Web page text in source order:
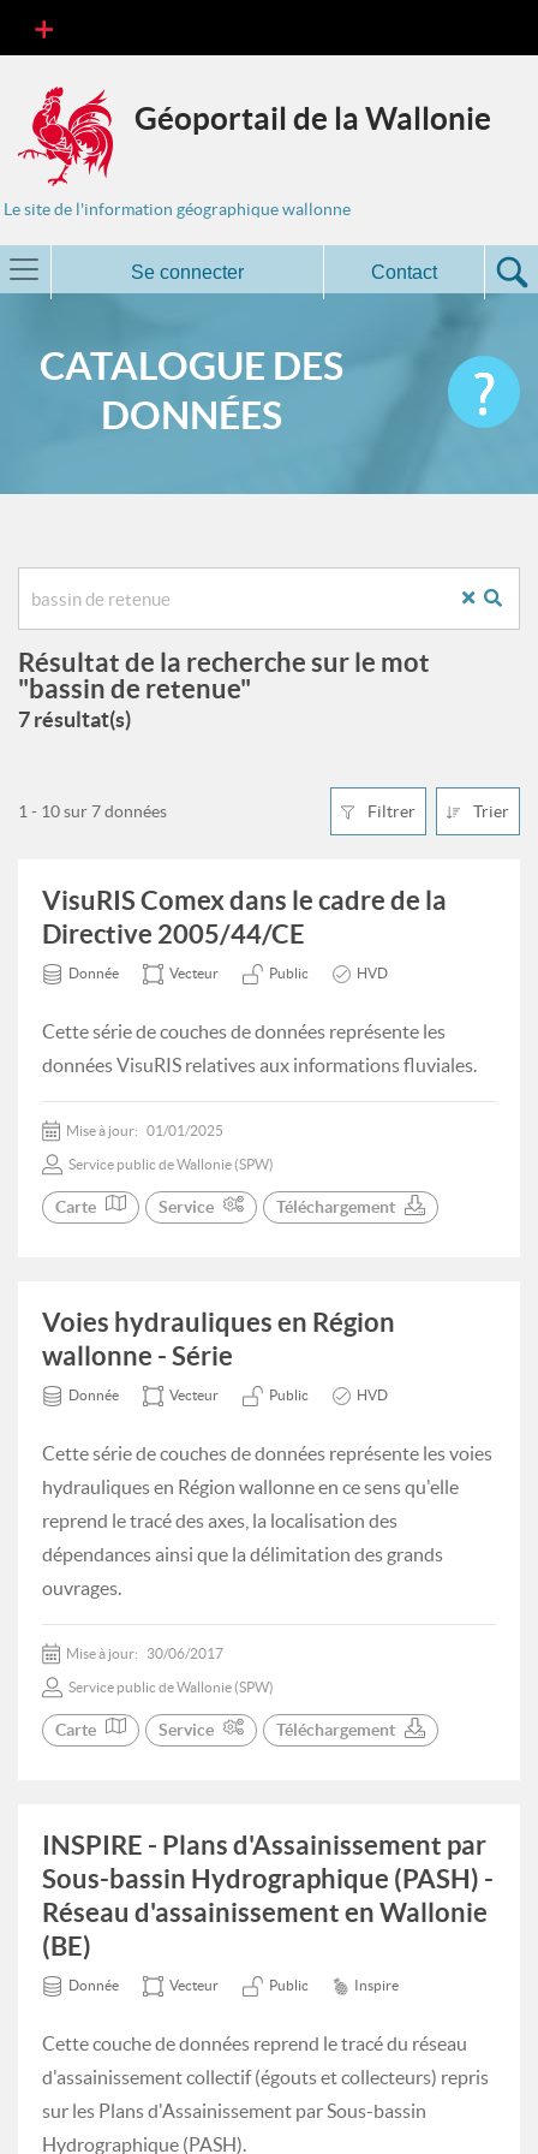
Géoportail de la Wallonie
Le site de l'information géographique wallonne
Se connecter Contact
CATALOGUE DES
DONNÉES
Résultat de la recherche sur le mot
"bassin de retenue"
7 résultat(s)
Filtrer Trier
1 - 10 sur 7 données
VisuRIS Comex dans le cadre de la
Directive 2005/44/CE
Donnée Vecteur Public HVD
Cette série de couches de données représente les
données VisuRIS relatives aux informations fluviales.
Mise à jour: 01/01/2025
Service public de Wallonie (SPW)
Carte Service Téléchargement
Voies hydrauliques en Région
wallonne - Série
Donnée Vecteur Public HVD
Cette série de couches de données représente les voies
hydrauliques en Région wallonne en ce sens qu'elle
reprend le tracé des axes, la localisation des
dépendances ainsi que la délimitation des grands
ouvrages.
Mise à jour: 30/06/2017
Service public de Wallonie (SPW)
Carte Service Téléchargement
INSPIRE - Plans d'Assainissement par
Sous-bassin Hydrographique (PASH) -
Réseau d'assainissement en Wallonie
(BE)
Donnée Vecteur Public Inspire
Cette couche de données reprend le tracé du réseau
d'assainissement collectif (égouts et collecteurs) repris
sur les Plans d'Assainissement par Sous-bassin
Hydrographique (PASH).